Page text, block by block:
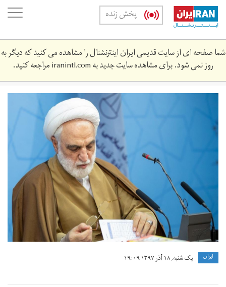
Skip
main
content
پخش زنده
شما صفحه ای از سایت قدیمی ایران اینترنشنال را مشاهده می کنید که دیگر به
روز نمی شود. برای مشاهده سایت جدید بهiranintl.comمراجعه کنید.
jhy11.jpg
ايران یک شنبه, ۱۸ آذر ۱۳۹۷ ۱۹:۰۹